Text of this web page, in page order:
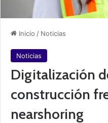
Inicio / Noticias
Noticias
Digitalización
construcción
nearshoring